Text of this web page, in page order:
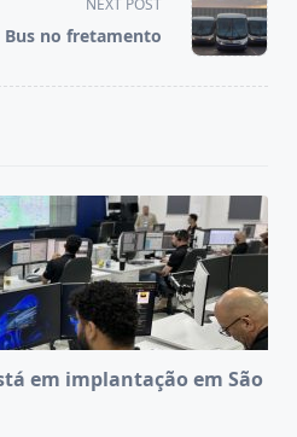
NEXT POST
Bus no fretamento
em implantação em São